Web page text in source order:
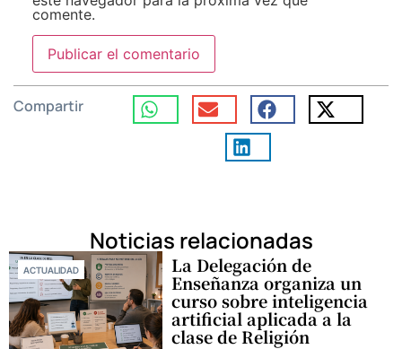
comente.
Compartir
Noticias relacionadas
ACTUALIDAD La Delegación de
Enseñanza organiza un
curso sobre inteligencia
artificial aplicada a la
clase de Religión